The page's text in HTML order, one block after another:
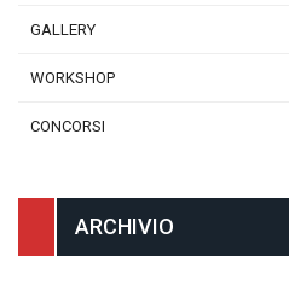
GALLERY
WORKSHOP
CONCORSI
ARCHIVIO